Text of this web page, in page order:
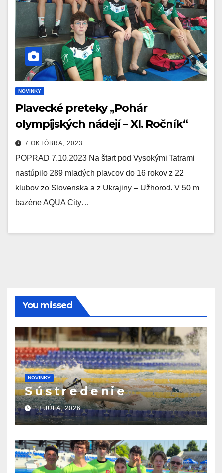
NOVINKY
Plavecké preteky „Pohár
olympijských nádejí – XI. Ročník“
7 OKTÓBRA, 2023
POPRAD 7.10.2023 Na štart pod Vysokými Tatrami
nastúpilo 289 mladých plavcov do 16 rokov z 22
klubov zo Slovenska a z Ukrajiny – Užhorod. V 50 m
bazéne AQUA City…
You missed
NOVINKY
S ú s t r e d e n i e
13 JÚLA, 2026